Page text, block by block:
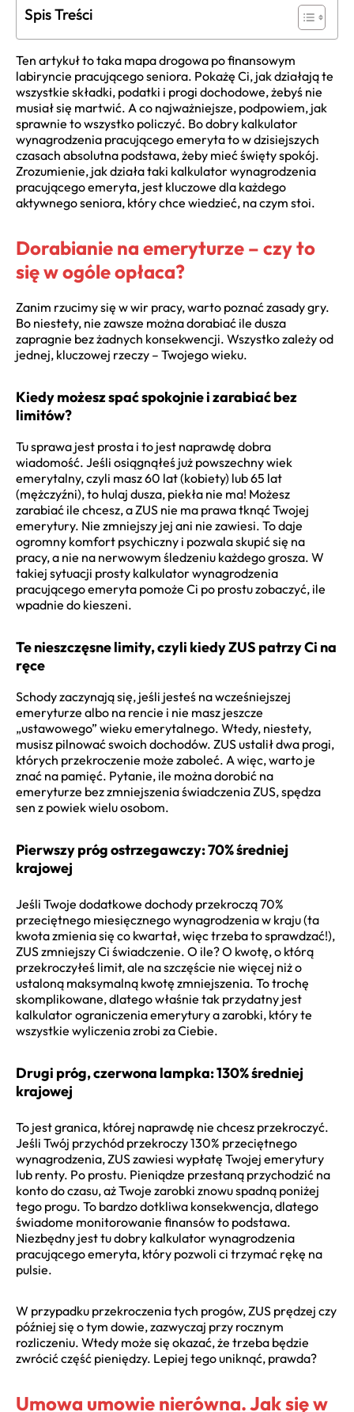
Spis Treści
Ten artykuł to taka mapa drogowa po finansowym
labiryncie pracującego seniora. Pokażę Ci, jak działają te
wszystkie składki, podatki i progi dochodowe, żebyś nie
musiał się martwić. A co najważniejsze, podpowiem, jak
sprawnie to wszystko policzyć. Bo dobry kalkulator
wynagrodzenia pracującego emeryta to w dzisiejszych
czasach absolutna podstawa, żeby mieć święty spokój.
Zrozumienie, jak działa taki kalkulator wynagrodzenia
pracującego emeryta, jest kluczowe dla każdego
aktywnego seniora, który chce wiedzieć, na czym stoi.
Dorabianie na emeryturze – czy to
się w ogóle opłaca?
Zanim rzucimy się w wir pracy, warto poznać zasady gry.
Bo niestety, nie zawsze można dorabiać ile dusza
zapragnie bez żadnych konsekwencji. Wszystko zależy od
jednej, kluczowej rzeczy – Twojego wieku.
Kiedy możesz spać spokojnie i zarabiać bez
limitów?
Tu sprawa jest prosta i to jest naprawdę dobra
wiadomość. Jeśli osiągnąłeś już powszechny wiek
emerytalny, czyli masz 60 lat (kobiety) lub 65 lat
(mężczyźni), to hulaj dusza, piekła nie ma! Możesz
zarabiać ile chcesz, a ZUS nie ma prawa tknąć Twojej
emerytury. Nie zmniejszy jej ani nie zawiesi. To daje
ogromny komfort psychiczny i pozwala skupić się na
pracy, a nie na nerwowym śledzeniu każdego grosza. W
takiej sytuacji prosty kalkulator wynagrodzenia
pracującego emeryta pomoże Ci po prostu zobaczyć, ile
wpadnie do kieszeni.
Te nieszczęsne limity, czyli kiedy ZUS patrzy Ci na
ręce
Schody zaczynają się, jeśli jesteś na wcześniejszej
emeryturze albo na rencie i nie masz jeszcze
„ustawowego” wieku emerytalnego. Wtedy, niestety,
musisz pilnować swoich dochodów. ZUS ustalił dwa progi,
których przekroczenie może zaboleć. A więc, warto je
znać na pamięć. Pytanie, ile można dorobić na
emeryturze bez zmniejszenia świadczenia ZUS, spędza
sen z powiek wielu osobom.
Pierwszy próg ostrzegawczy: 70% średniej
krajowej
Jeśli Twoje dodatkowe dochody przekroczą 70%
przeciętnego miesięcznego wynagrodzenia w kraju (ta
kwota zmienia się co kwartał, więc trzeba to sprawdzać!),
ZUS zmniejszy Ci świadczenie. O ile? O kwotę, o którą
przekroczyłeś limit, ale na szczęście nie więcej niż o
ustaloną maksymalną kwotę zmniejszenia. To trochę
skomplikowane, dlatego właśnie tak przydatny jest
kalkulator ograniczenia emerytury a zarobki, który te
wszystkie wyliczenia zrobi za Ciebie.
Drugi próg, czerwona lampka: 130% średniej
krajowej
To jest granica, której naprawdę nie chcesz przekroczyć.
Jeśli Twój przychód przekroczy 130% przeciętnego
wynagrodzenia, ZUS zawiesi wypłatę Twojej emerytury
lub renty. Po prostu. Pieniądze przestaną przychodzić na
konto do czasu, aż Twoje zarobki znowu spadną poniżej
tego progu. To bardzo dotkliwa konsekwencja, dlatego
świadome monitorowanie finansów to podstawa.
Niezbędny jest tu dobry kalkulator wynagrodzenia
pracującego emeryta, który pozwoli ci trzymać rękę na
pulsie.
W przypadku przekroczenia tych progów, ZUS prędzej czy
później się o tym dowie, zazwyczaj przy rocznym
rozliczeniu. Wtedy może się okazać, że trzeba będzie
zwrócić część pieniędzy. Lepiej tego uniknąć, prawda?
Umowa umowie nierówna. Jak się w